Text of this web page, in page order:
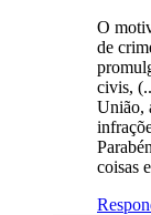
O
de
civis,
União,
coisas